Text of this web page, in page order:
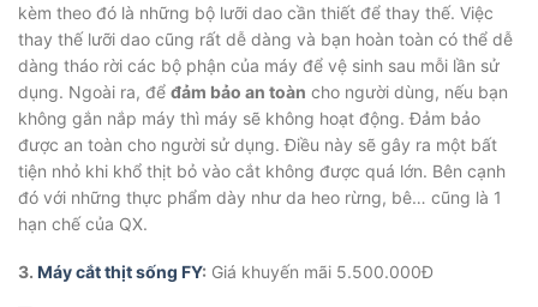
kèm theo đó là những bộ lưỡi dao cần thiết để thay thế. Việc
thay thế lưỡi dao cũng rất dễ dàng và bạn hoàn toàn có thể dễ
dàng tháo rời các bộ phận của máy để vệ sinh sau mỗi lần sử
dụng. Ngoài ra, để đảm bảo an toàn cho người dùng, nếu bạn
không gắn nắp máy thì máy sẽ không hoạt động. Đảm bảo
được an toàn cho người sử dụng. Điều này sẽ gây ra một bất
tiện nhỏ khi khổ thịt bỏ vào cắt không được quá lớn. Bên cạnh
đó với những thực phẩm dày như da heo rừng, bê… cũng là 1
hạn chế của QX.
3. Máy cắt thịt sống FY: Giá khuyến mãi 5.500.000Đ